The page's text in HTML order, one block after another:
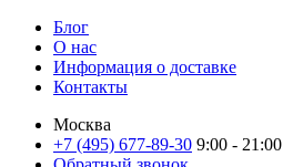
Блог
О нас
Информация о доставке
Контакты
Москва
+7 (495) 677-89-30 9:00 - 21:00